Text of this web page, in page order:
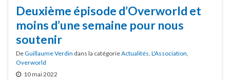
Deuxième épisode d’Overworld et
moins d’une semaine pour nous
soutenir
DeGuillaume Verdin dans la catégorieActualités, L'Association,
Overworld
10 mai 2022